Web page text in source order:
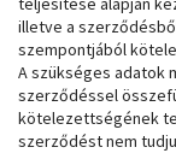
illetve a
szempontjából
A szükséges adatok
szerződéssel
kötelezettségének
szerződést nem